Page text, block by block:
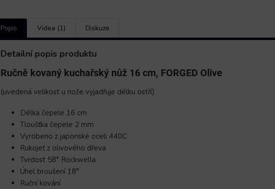
Popis Videa (1) Diskuze
Detailní popis produktu
Ručně kovaný kuchařský nůž 16 cm, FORGED Olive
(uvedená velikost u nože vyjadřuje délku ostří)
Délka čepele 16 cm
Tloušťka čepele 2 mm
Vyrobeno z japonské oceli 440C
Rukojeť z olivového dřeva
Tvrdost 58° Rockwella
Úhel broušení 18°
Ruční kování